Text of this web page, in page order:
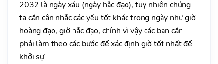
2032 là ngày xấu (ngày hắc đạo), tuy nhiên chúng
ta cần cân nhắc các yếu tốt khác trong ngày như giờ
hoàng đạo, giờ hắc đạo, chính vì vậy các bạn cần
phải làm theo các bước để xác định giờ tốt nhất để
khởi sự